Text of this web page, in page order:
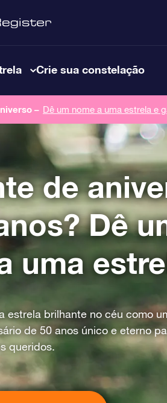
Crie sua constelação
– Dê um nome a uma estrela e
de
Dê
uma
estrela brilhante no céu como
de 50 anos único e eterno
queridos.